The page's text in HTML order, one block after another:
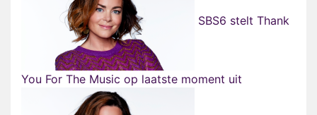
SBS6 stelt Thank
You For The Music op laatste moment uit